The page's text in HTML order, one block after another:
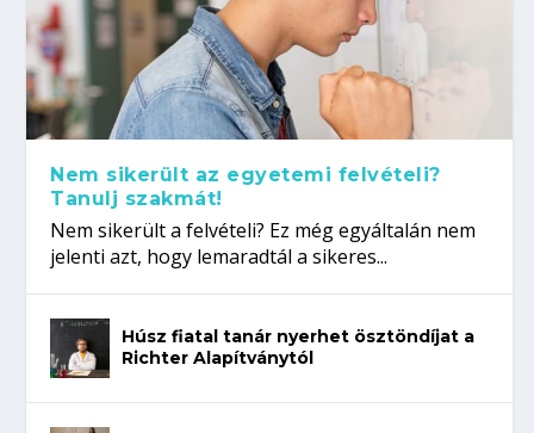
Nem sikerült az egyetemi felvételi?
Tanulj szakmát!
Nem sikerült a felvételi? Ez még egyáltalán nem
jelenti azt, hogy lemaradtál a sikeres...
Húsz fiatal tanár nyerhet ösztöndíjat a
Richter Alapítványtól